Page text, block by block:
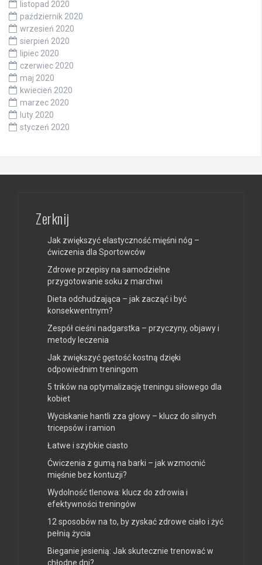
listopad 2020
październik 2020
wrzesień 2020
sierpień 2020
lipiec 2020
czerwiec 2020
maj 2020
kwiecień 2020
marzec 2020
luty 2020
styczeń 2020
Zerknij
Jak zwiększyć elastyczność mięśni nóg –
ćwiczenia dla Sportowców
Zdrowe przepisy na samodzielne
przygotowanie soku z marchwi
Dieta odchudzająca – jak zacząć i być
konsekwentnym?
Zespół cieśni nadgarstka – przyczyny, objawy i
metody leczenia
Jak zwiększyć gęstość kostną dzięki
odpowiednim treningom
5 trików na optymalizację treningu siłowego dla
kobiet
Wyciskanie hantli zza głowy – klucz do silnych
tricepsów i ramion
Łatwe i szybkie ciasto
Ćwiczenia z gumą na barki – jak wzmocnić
mięśnie bez kontuzji?
Wydolność tlenowa: klucz do zdrowia i
efektywności treningów
12 sposobów na to, by zyskać zdrowe ciało i żyć
pełnią życia
Bieganie jesienią: Jak skutecznie trenować w
chłodne dni?